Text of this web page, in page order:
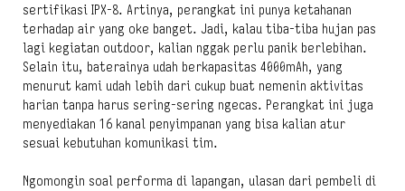
sertifikasi IPX-8. Artinya, perangkat ini punya ketahanan
terhadap air yang oke banget. Jadi, kalau tiba-tiba hujan pas
lagi kegiatan outdoor, kalian nggak perlu panik berlebihan.
Selain itu, baterainya udah berkapasitas 4000mAh, yang
menurut kami udah lebih dari cukup buat nemenin aktivitas
harian tanpa harus sering-sering ngecas. Perangkat ini juga
menyediakan 16 kanal penyimpanan yang bisa kalian atur
sesuai kebutuhan komunikasi tim.
Ngomongin soal performa di lapangan, ulasan dari pembeli di